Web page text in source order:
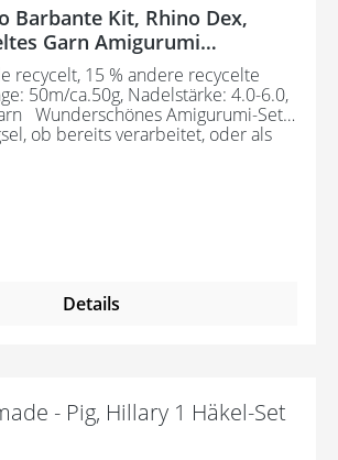
Barbante Kit, Rhino Dex,
Garn Amigurumi
Wolle, Häkelnadel und
recycelt, 15 % andere recycelte
50m/ca.50g, Nadelstärke: 4.0-6.0,
Set
ob bereits verarbeitet, oder als
Details